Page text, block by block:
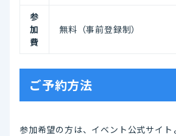
参
加
費
無料（事前登録制）
ご予約方法
参加希望の方は、イベント公式サイト